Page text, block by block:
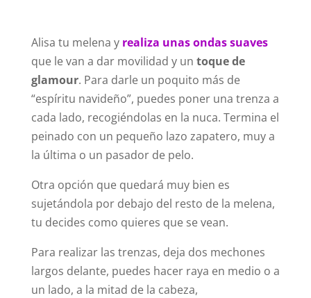
Alisa tu melena y realiza unas ondas suaves
que le van a dar movilidad y un toque de
glamour. Para darle un poquito más de
“espíritu navideño”, puedes poner una trenza a
cada lado, recogiéndolas en la nuca. Termina el
peinado con un pequeño lazo zapatero, muy a
la última o un pasador de pelo.
Otra opción que quedará muy bien es
sujetándola por debajo del resto de la melena,
tu decides como quieres que se vean.
Para realizar las trenzas, deja dos mechones
largos delante, puedes hacer raya en medio o a
un lado, a la mitad de la cabeza,